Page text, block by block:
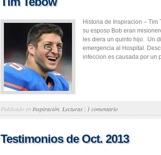
Historia de Inspiracion – Tim
su esposo Bob eran
les diera un quinto hijo. Un
emergencia al Hospital.
infeccion es causada por un
Publicado en Inspiración Lecturas | 1 comentario
Testimonios de Oct. 2013